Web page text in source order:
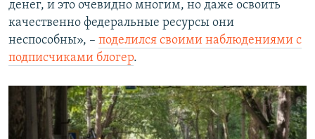
денег, и это очевидно многим, но даже освоить
качественно федеральные ресурсы они
неспособны», – поделился своими наблюдениями с
подписчиками блогер.